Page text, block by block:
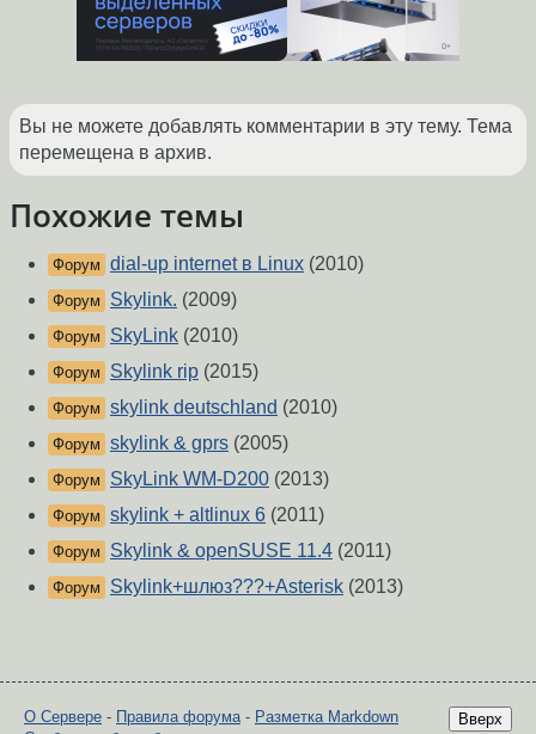
Вы не можете добавлять комментарии в эту тему. Тема
перемещена в архив.
Похожие темы
Форум dial-up internet в Linux (2010)
Форум Skylink. (2009)
Форум SkyLink (2010)
Форум Skylink rip (2015)
Форум skylink deutschland (2010)
Форум skylink & gprs (2005)
Форум SkyLink WM-D200 (2013)
Форум skylink + altlinux 6 (2011)
Форум Skylink & openSUSE 11.4 (2011)
Форум Skylink+шлюз???+Asterisk (2013)
Вверх
О Сервере - Правила форума- Разметка Markdown